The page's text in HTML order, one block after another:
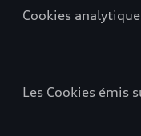
Cookies
Les Cookies émis